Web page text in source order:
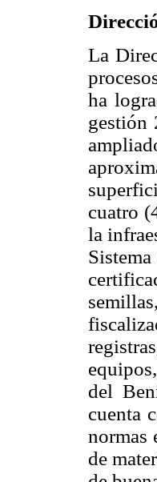
La
ha
gestión
cuatro
la
del
cuenta
normas
de